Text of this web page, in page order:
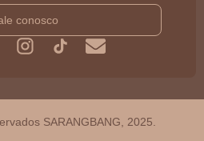
conosco
SARANGBANG, 2025.